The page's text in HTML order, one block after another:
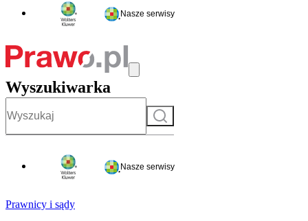
Nasze serwisy
Wyszukiwarka
Szukaj
Nasze serwisy
Prawnicy i sądy